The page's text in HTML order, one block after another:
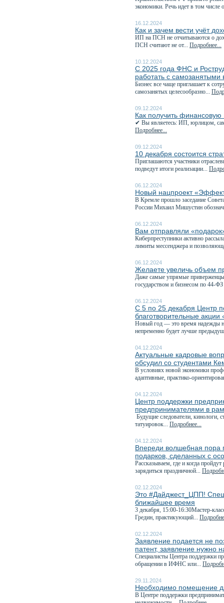
экономики. Речь идет в том числе
16.12.2024
Как и зачем вести учёт
ИП на ПСН не отчитываются о
ПСН считают не от... Подробнее...
10.12.2024
С 2025 года ФНС и
работать с
Бизнес все чаще приглашает к
самозанятых целесообразно...
09.12.2024
Как получить финансовую
✔ Вы являетесь: ИП, юрлицом,
Подробнее...
09.12.2024
10 декабря состоится
Приглашаются участники
подведут итоги реализации...
06.12.2024
Новый нацпроект
В Кремле прошло заседание
России Михаил Мишустин
06.12.2024
Вам отправляли
Киберпреступники активно
лимиты мессенджера и
06.12.2024
Желаете увеличь объем
Даже самые упрямые приверженцы
государством и бизнесом по 44-
06.12.2024
С 5 по 25 декабря Центр
благотворительные
Новый год — это время надежды
непременно будет лучше
04.12.2024
Актуальные кадровые
обсудил со студентами
В условиях новой экономики
адаптивные, практико-
04.12.2024
Центр поддержки
предпринимателями в
Будущие следователи, кинологи,
татуировок... Подробнее...
04.12.2024
Впереди волшебная пора
подарков, сделанных с
Рассказываем, где и когда
зарядиться праздничной...
02.12.2024
Это #Дайджест_ЦПП!
ближайшее время
3 декабря, 15:00-16:30Мастер-
Гредин, практикующий...
02.12.2024
Заявление подается не
патент, заявление нужно
Специалисты Центра поддержки
обращении в ИФНС или...
29.11.2024
Необходимо помещение
В Центре поддержки